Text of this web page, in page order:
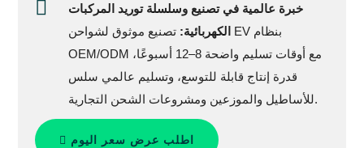
خبرة عالمية في تصنيع وسلسلة توريد المركبات
الكهربائية: تصنيع موثوق لشواحن EV بنظام
OEM/ODM مع أوقات تسليم واضحة 8–12 أسبوعًا،
قدرة إنتاج قابلة للتوسع، وتسليم عالمي سلس
للأساطيل والموزعين ومشروعات الشحن التجارية.
اطلب عرض سعر اليوم